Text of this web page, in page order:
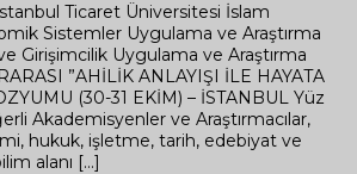
Ticaret Üniversitesi İslam
Sistemler Uygulama ve Araştırma
Girişimcilik Uygulama ve Araştırma
”AHİLİK ANLAYIŞI İLE HAYATA
(30-31 EKİM) – İSTANBUL Yüz
Akademisyenler ve Araştırmacılar,
hukuk, işletme, tarih, edebiyat ve
alanı […]